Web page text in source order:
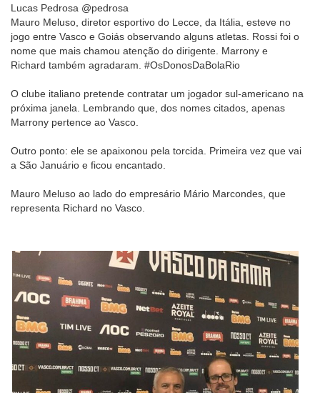
Lucas Pedrosa @pedrosa
Mauro Meluso, diretor esportivo do Lecce, da Itália, esteve no
jogo entre Vasco e Goiás observando alguns atletas. Rossi foi o
nome que mais chamou atenção do dirigente. Marrony e
Richard também agradaram. #OsDonosDaBolaRio
O clube italiano pretende contratar um jogador sul-americano na
próxima janela. Lembrando que, dos nomes citados, apenas
Marrony pertence ao Vasco.
Outro ponto: ele se apaixonou pela torcida. Primeira vez que vai
a São Januário e ficou encantado.
Mauro Meluso ao lado do empresário Mário Marcondes, que
representa Richard no Vasco.